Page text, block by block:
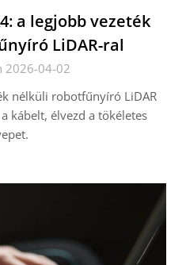
a legjobb vezeték
LiDAR-ral
2026-04-02
nélküli robotfűnyíró LiDAR
kábelt, élvezd a tökéletes